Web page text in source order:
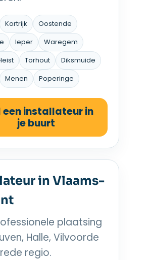
Kortrijk
Oostende
Ieper
Waregem
Torhout
Diksmuide
Menen Poperinge
een installateur in
je buurt
in Vlaams-
plaatsing
Halle, Vilvoorde
regio.